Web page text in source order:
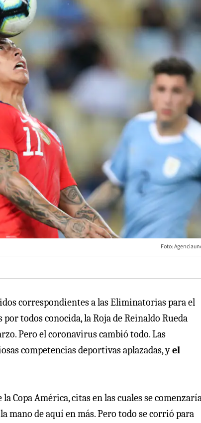
Foto:
correspondientes a las Eliminatorias para el
todos conocida, la Roja de Reinaldo Rueda
Pero el coronavirus cambió todo. Las
competencias deportivas aplazadas, yel
Copa América, citas en las cuales se
mano de aquí en más. Pero todo se corrió para